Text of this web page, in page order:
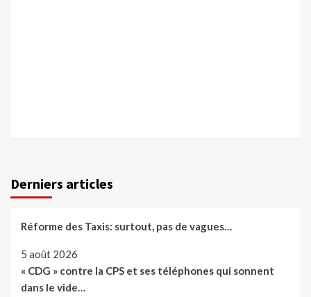
Derniers articles
Réforme des Taxis: surtout, pas de vagues…
5 août 2026
« CDG » contre la CPS et ses téléphones qui sonnent
dans le vide…